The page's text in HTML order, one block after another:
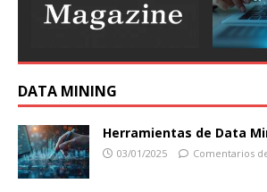
DATA MINING
Herramientas de Data
03/01/2025 Comentarios